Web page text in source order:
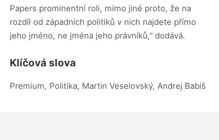
Papers prominentní roli, mimo jiné proto, že na
rozdíl od západních politiků v nich najdete přímo
jeho jméno, ne jména jeho právníků,” dodává.
Klíčová slova
Premium, Politika, Martin Veselovský, Andrej Babiš